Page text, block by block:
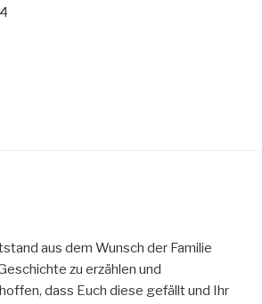
aus dem Wunsch der Familie
zu erzählen und
dass Euch diese gefällt und Ihr